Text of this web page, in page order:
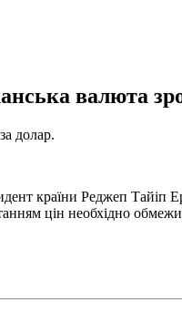
валюта
долар.
країни Реджеп Тайіп
цін необхідно